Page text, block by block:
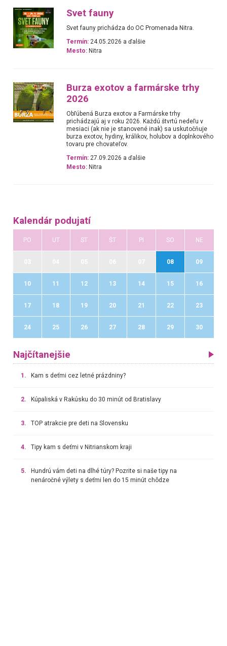
Svet fauny
Svet fauny prichádza do OC Promenada Nitra.
Termín: 24.05.2026 a ďalšie
Mesto: Nitra
Burza exotov a farmárske trhy
2026
Obľúbená Burza exotov a Farmárske trhy
prichádzajú aj v roku 2026. Každú štvrtú nedeľu v
mesiaci (ak nie je stanovené inak) sa uskutočňuje
burza exotov, hydiny, králikov, holubov a doplnkového
tovaru pre chovateľov.
Termín: 27.09.2026 a ďalšie
Mesto: Nitra
Kalendár podujatí
PO UT ST ŠT PI SO NE
08 09
10 11 12 13 14 15 16
17 18 19 20 21 22 23
24 25 26 27 28 29 30
Najčítanejšie
1. Kam s deťmi cez letné prázdniny?
2. Kúpaliská v Rakúsku do 30 minút od Bratislavy
3. TOP atrakcie pre deti na Slovensku
4. Tipy kam s deťmi v Nitrianskom kraji
5.
Hundrú vám deti na dlhé túry? Pozrite si naše tipy na
nenáročné výlety s deťmi len do 15 minút chôdze